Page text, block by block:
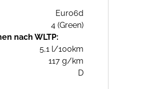
Euro6d
4 (Green)
nach WLTP:
5,1 l/100km
117 g/km
D